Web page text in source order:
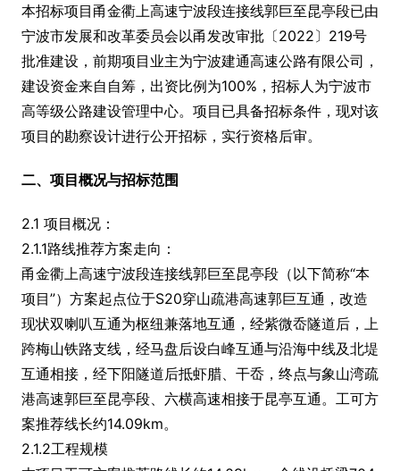
本招标项目甬金衢上高速宁波段连接线郭巨至昆亭段已由
宁波市发展和改革委员会以甬发改审批〔2022〕219号
批准建设，前期项目业主为宁波建通高速公路有限公司，
建设资金来自自筹，出资比例为100%，招标人为宁波市
高等级公路建设管理中心。项目已具备招标条件，现对该
项目的勘察设计进行公开招标，实行资格后审。
二、项目概况与招标范围
2.1 项目概况：
2.1.1路线推荐方案走向：
甬金衢上高速宁波段连接线郭巨至昆亭段（以下简称“本
项目”）方案起点位于S20穿山疏港高速郭巨互通，改造
现状双喇叭互通为枢纽兼落地互通，经紫微岙隧道后，上
跨梅山铁路支线，经马盘后设白峰互通与沿海中线及北堤
互通相接，经下阳隧道后抵虾腊、干岙，终点与象山湾疏
港高速郭巨至昆亭段、六横高速相接于昆亭互通。工可方
案推荐线长约14.09km。
2.1.2工程规模